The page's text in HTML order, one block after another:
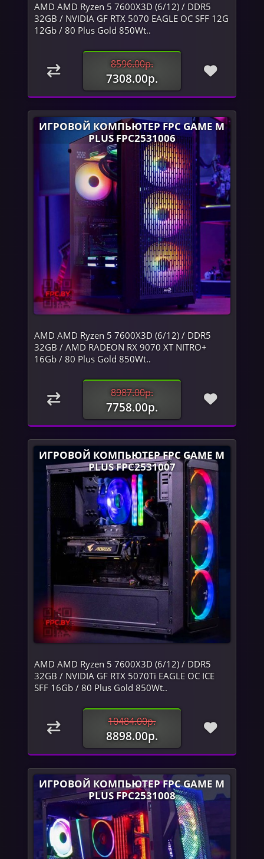
AMD AMD Ryzen 5 7600X3D (6/12) / DDR5
32GB / NVIDIA GF RTX 5070 EAGLE OC SFF 12G
12Gb / 80 Plus Gold 850Wt..
8596.00р.
7308.00р.
ИГРОВОЙ КОМПЬЮТЕР FPC GAME M
PLUS FPC2531006
AMD AMD Ryzen 5 7600X3D (6/12) / DDR5
32GB / AMD RADEON RX 9070 XT NITRO+
16Gb / 80 Plus Gold 850Wt..
8987.00р.
7758.00р.
ИГРОВОЙ КОМПЬЮТЕР FPC GAME M
PLUS FPC2531007
AMD AMD Ryzen 5 7600X3D (6/12) / DDR5
32GB / NVIDIA GF RTX 5070Ti EAGLE OC ICE
SFF 16Gb / 80 Plus Gold 850Wt..
10484.00р.
8898.00р.
ИГРОВОЙ КОМПЬЮТЕР FPC GAME M
PLUS FPC2531008